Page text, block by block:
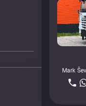
Mark